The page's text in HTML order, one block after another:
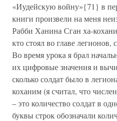
«Иудейскую войну»{71} в
книги произвели на меня
Рабби Ханина Сган ха-
кто стоял во главе
Во время урока я брал
их цифровые значения и
сколько солдат было в
коханим (я считал, что
– это количество солдат в
буквы строк обозначали